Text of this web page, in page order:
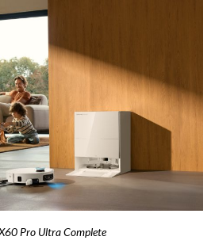
Pro Ultra Complete